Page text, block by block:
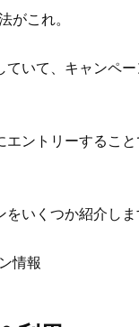
がこれ。
いて、キャンペ
ントリーするこ
いくつか紹介しま
情報